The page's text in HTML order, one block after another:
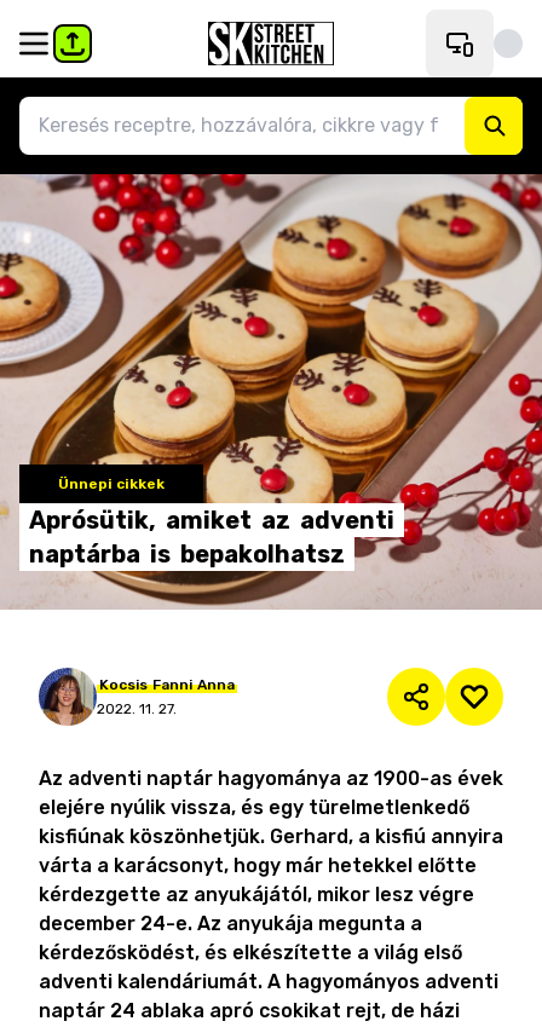
Ünnepi cikkek
Aprósütik, amiket az adventi
naptárba is bepakolhatsz
Kocsis Fanni Anna
2022. 11. 27.
Az adventi naptár hagyománya az 1900-as évek
elejére nyúlik vissza, és egy türelmetlenkedő
kisfiúnak köszönhetjük. Gerhard, a kisfiú annyira
várta a karácsonyt, hogy már hetekkel előtte
kérdezgette az anyukájától, mikor lesz végre
december 24-e. Az anyukája megunta a
kérdezősködést, és elkészítette a világ első
adventi kalendáriumát. A hagyományos adventi
naptár 24 ablaka apró csokikat rejt, de házi